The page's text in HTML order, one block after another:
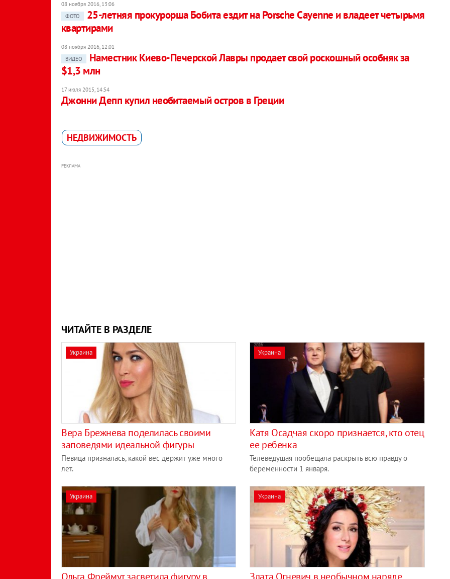
08 ноября 2016, 13:06
ФОТО
25-летняя прокурорша Бобита ездит на Porsche Cayenne и владеет четырьмя
квартирами
08 ноября 2016, 12:01
ВИДЕО
Наместник Киево-Печерской Лавры продает свой роскошный особняк за
$1,3 млн
17 июля 2015, 14:54
Джонни Депп купил необитаемый остров в Греции
НЕДВИЖИМОСТЬ
РЕКЛАМА
ЧИТАЙТЕ В РАЗДЕЛЕ
Украина
Вера Брежнева поделилась своими
заповедями идеальной фигуры
Певица призналась, какой вес держит уже много
лет.
Украина
Катя Осадчая скоро признается, кто отец
ее ребенка
Телеведущая пообещала раскрыть всю правду о
беременности 1 января.
Украина Украина